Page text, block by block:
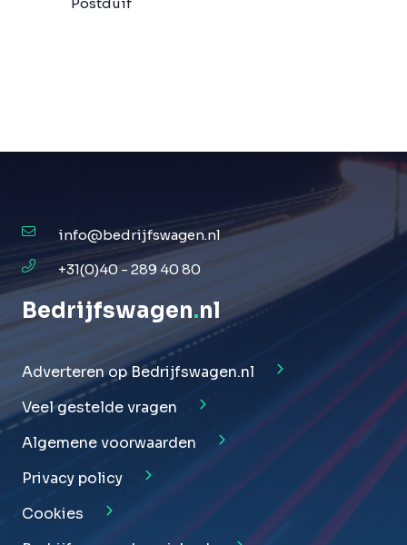
info@bedrijfswagen.nl
+31(0)40 - 289 40 80
Bedrijfswagen.nl
Adverteren op Bedrijfswagen.nl
Veel gestelde vragen
Algemene voorwaarden
Privacy policy
Cookies